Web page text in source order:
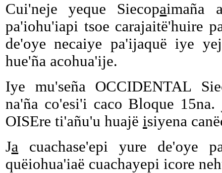
Cui'neje yeque Siecopaimaña
pa'iohu'iapi tsoe carajaitë'huire
de'oye necaiye pa'ijaquë iye
hue'ña acohua'ije.
Iye mu'seña OCCIDENTAL
na'ña co'esi'i caco Bloque
OISEre ti'añu'u huajë isiyena
Ja cuachase'epi yure de'oye
quëiohua'iaë cuachayepi icore